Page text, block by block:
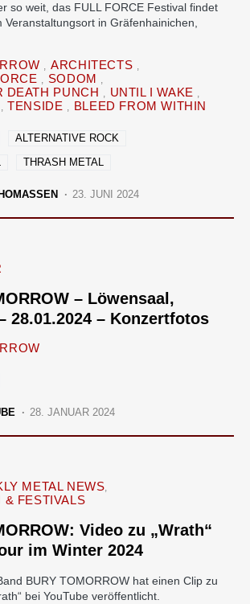
so weit, das FULL FORCE Festival findet
Veranstaltungsort in Gräfenhainichen,
ARCHITECTS
SODOM
DEATH PUNCH
UNTIL I WAKE
TENSIDE BLEED FROM WITHIN
ALTERNATIVE ROCK
THRASH METAL
23. JUNI 2024
– Löwensaal,
28.01.2024 – Konzertfotos
28. JANUAR 2024
METAL NEWS
& FESTIVALS
Video zu „Wrath“
im Winter 2024
BURY TOMORROW hat einen Clip zu
bei YouTube veröffentlicht.